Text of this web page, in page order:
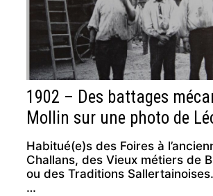
1902 – Des battages
Mollin sur une photo de
Habitué(e)s des Foires à
Challans, des Vieux métiers de
ou des Traditions
…